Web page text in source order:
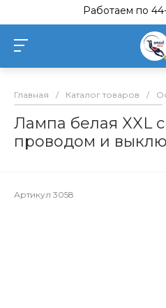
Работаем по
Главная / Каталог товаров /
Лампа белая XXL
проводом и
Артикул 3058